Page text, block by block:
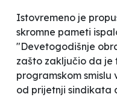
Istovremeno je
skromne pameti
"Devetogodišnje
zašto zaključio da
programskom smislu
od prijetnji sindikata